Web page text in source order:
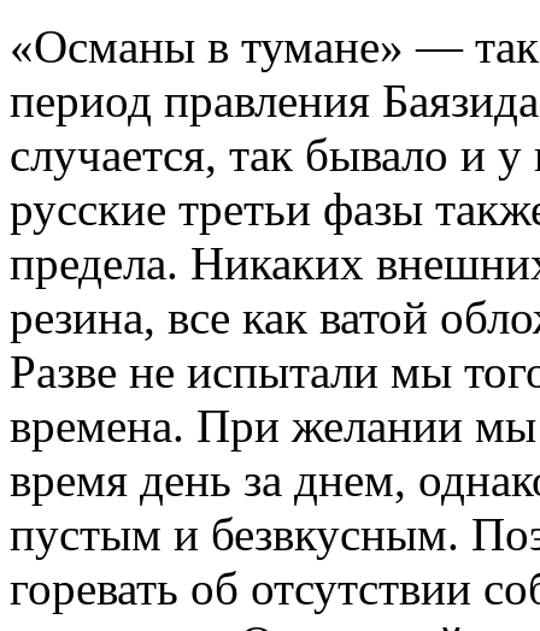
«Османы в тумане» —
период правления
случается, так бывало и
русские третьи фазы
предела. Никаких
резина, все как ватой
Разве не испытали мы
времена. При желании мы
время день за днем,
пустым и безвкусным.
горевать об отсутствии